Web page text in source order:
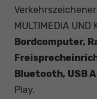
MULTIMEDIA UND
Bordcomputer,
Bluetooth, USB
Play.